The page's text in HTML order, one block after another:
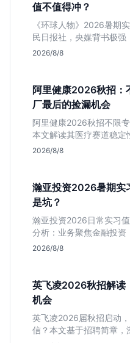
值不值得冲？
《环球人物》2026暑期
民日报社，央媒背书极强
适合追求高含金量简历、
2026/8/8
阿里健康2026秋招：
厂最后的捡漏机会
阿里健康2026秋招不限
本文解读其医疗赛道稳定
岗位面试节奏，帮应届生
2026/8/8
瀚亚投资2026暑期实
是坑？
瀚亚投资2026日常实习
分析：业务聚焦金融投资
不明确。适合急需上海高
2026/8/8
英飞凌2026秋招解读
机会
英飞凌2026届秋招启动
信？本文基于招聘简章，